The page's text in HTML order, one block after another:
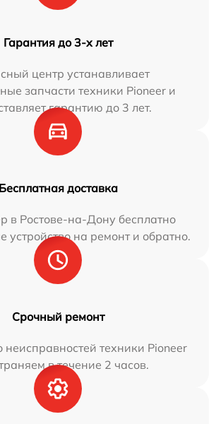
Гарантия до 3-х лет
центр устанавливает
запчасти техники Pioneer и
гарантию до 3 лет.
Бесплатная доставка
в Ростове-на-Дону бесплатно
устройство на ремонт и обратно.
Срочный ремонт
неисправностей техники Pioneer
в течение 2 часов.